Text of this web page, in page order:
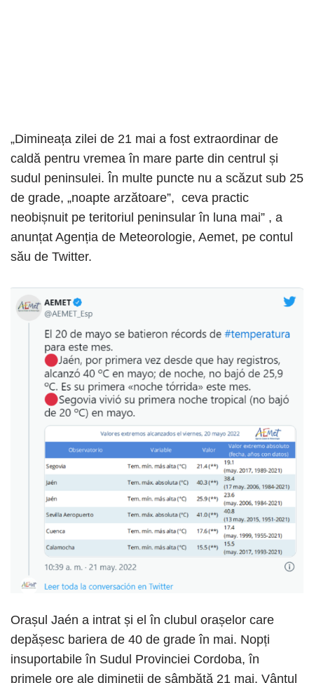
„Dimineața zilei de 21 mai a fost extraordinar de
caldă pentru vremea în mare parte din centrul și
sudul peninsulei. În multe puncte nu a scăzut sub 25
de grade, „noapte arzătoare”, ceva practic
neobișnuit pe teritoriul peninsular în luna mai” , a
anunțat Agenția de Meteorologie, Aemet, pe contul
său de Twitter.
Orașul Jaén a intrat și el în clubul orașelor care
depășesc bariera de 40 de grade în mai. Nopți
insuportabile în Sudul Provinciei Cordoba, în
primele ore ale dimineții de sâmbătă 21 mai. Vântul